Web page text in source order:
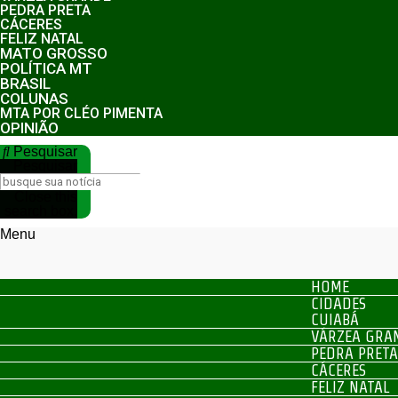
PEDRA PRETA
CÁCERES
FELIZ NATAL
MATO GROSSO
POLÍTICA MT
BRASIL
COLUNAS
MTA POR CLÉO PIMENTA
OPINIÃO
Pesquisar
Menu
HOME
CIDADES
CUIABÁ
VÁRZEA
PEDRA PRETA
CÁCERES
FELIZ NATAL